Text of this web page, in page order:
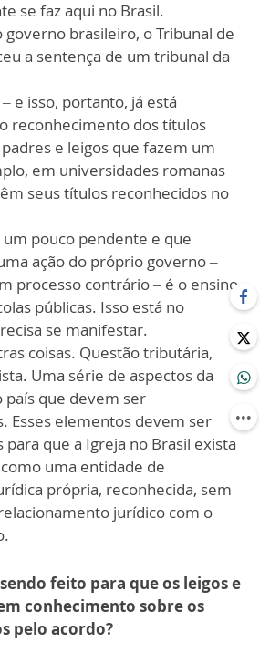
se faz aqui no Brasil.
brasileiro, o Tribunal de
a sentença de um tribunal da
e isso, portanto, já está
reconhecimento dos títulos
e leigos que fazem um
em universidades romanas
seus títulos reconhecidos no
pouco pendente e que
ação do próprio governo –
processo contrário – é o ensino
públicas. Isso está no
se manifestar.
coisas. Questão tributária,
Uma série de aspectos da
país que devem ser
Esses elementos devem ser
que a Igreja no Brasil exista
uma entidade de
própria, reconhecida, sem
jurídico com o
feito para que os leigos e
conhecimento sobre os
pelo acordo?